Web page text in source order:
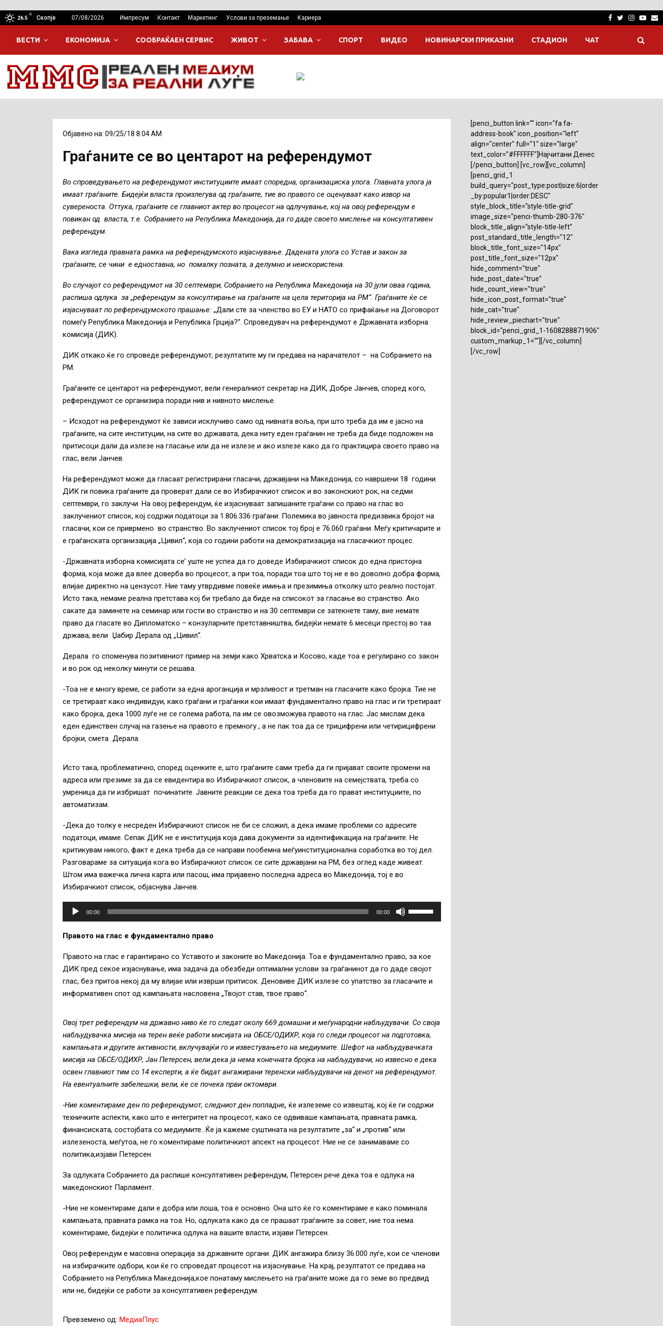
26.5
C
Скопје 07/08/2026 Импресум Контакт Маркетинг Услови за преземање Кариера Facebook
Twitter
ВЕСТИ ЕКОНОМИЈА СООБРАЌАЕН СЕРВИС ЖИВОТ ЗАБАВА СПОРТ ВИДЕО НОВИНАРСКИ ПРИКАЗНИ СТАДИОН ЧАТ
Објавено на: 09/25/18 8:04 AM
Граѓаните се во центарот на референдумот
Во спроведувањето на референдумот институциите имаат споредна, организациска улога. Главната улога ја
имаат граѓаните. Бидејќи власта произлегува од граѓаните, тие во правото се оценуваат како извор на
сувереноста. Оттука, граѓаните се главниот актер во процесот на одлучување, кој на овој референдум е
повикан од власта, т.е. Собранието на Република Македонија, да го даде своето мислење на консултативен
референдум.
Вака изгледа правната рамка на референдумското изјаснување. Дадената улога со Устав и закон за
граѓаните, се чини е едноставна, но помалку позната, а делумно и неискористена.
Во случајот со референдумот на 30 септември, Собранието на Република Македонија на 30 јули оваа година,
распиша одлука за „референдум за консултирање на граѓаните на цела територија на РМ“. Граѓаните ќе се
изјаснуваат по референдумското прашање: „Дали сте за членство во ЕУ и НАТО со прифаќање на Договорот
помеѓу Република Македонија и Република Грција?“. Спроведувач на референдумот е Државната изборна
комисија (ДИК).
ДИК откако ќе го спроведе референдумот, резултатите му ги предава на нарачателот – на Собранието на
РМ.
Граѓаните се центарот на референдумот, вели генералниот секретар на ДИК, Добре Јанчев, според кого,
референдумот се организира поради нив и нивното мислење.
– Исходот на референдумот ќе зависи исклучиво само од нивната воља, при што треба да им е јасно на
граѓаните, на сите институции, на сите во државата, дека ниту еден граѓанин не треба да биде подложен на
притисоци дали да излезе на гласање или да не излезе и ако излезе како да го практицира своето право на
глас, вели Јанчев.
На референдумот може да гласаат регистрирани гласачи, државјани на Македонија, со навршени 18 години.
ДИК ги повика граѓаните да проверат дали се во Избирачкиот список и во законскиот рок, на седми
септември, го заклучи. На овој референдум, ќе изјаснуваат запишаните граѓани со право на глас во
заклучениот список, кој содржи податоци за 1.806.336 граѓани. Полемика во јавноста предизвика бројот на
гласачи, кои се приврмено во странство. Во заклучениот список тој број е 76.060 граѓани. Меѓу критичарите и
е граѓанската организација „Цивил“, која со години работи на демократизација на гласачкиот процес.
-Државната изборна комисијата се’ уште не успеа да го доведе Избирачкиот список до една пристојна
форма, која може да влее доверба во процесот, а при тоа, поради тоа што тој не е во доволно добра форма,
влијае директно на цензусот. Ние таму утврдивме повеќе имиња и презимиња отколку што реално постојат.
Исто така, немаме реална претстава кој би требало да биде на списокот за гласање во странство. Ако
сакате да заминете на семинар или гости во странство и на 30 септември се затекнете таму, вие немате
право да гласате во Дипломатско – конзуларните претставништва, бидејќи немате 6 месеци престој во таа
држава, вели Џабир Дерала од „Цивил“.
Дерала го споменува позитивниот пример на земји како Хрватска и Косово, каде тоа е регулирано со закон
и во рок од неколку минути се решава.
-Тоа не е многу време, се работи за една ароганција и мрзливост и третман на гласачите како бројка. Тие не
се третираат како индивидуи, како граѓани и граѓанки кои имаат фундаментално право на глас и ги третираат
како бројка, дека 1000 луѓе не се голема работа, па им се овозможува правото на глас. Јас мислам дека
еден единствен случај на газење на правото е премногу , а не пак тоа да се трицифрени или четирицифрени
бројки, смета Дерала.
Исто така, проблематично, според оценките е, што граѓаните сами треба да ги пријават своите промени на
адреса или презиме за да се евидентира во Избирачкиот список, а членовите на семејствата, треба со
умреница да ги избришат починатите. Јавните реакции се дека тоа треба да го прават институциите, по
автоматизам.
-Дека до толку е несреден Избирачкиот список не би се сложил, а дека имаме проблеми со адресите
податоци, имаме. Сепак ДИК не е институција која дава документи за идентификација на граѓаните. Не
критикувам никого, факт е дека треба да се направи пообемна меѓуинституционална соработка во тој дел.
Разговараме за ситуација кога во Избирачкиот список се сите државјани на РМ, без оглед каде живеат.
Штом има важечка лична карта или пасош, има пријавено последна адреса во Македонија, тој е во
Избирачкиот список, објаснува Јанчев.
у
д
о
п
л
е
е
00:00 00:00
о
с
т
е
њ
а
а
р
е
л
а
Правото на глас е фундаментално право
Правото на глас е гарантирано со Уставото и законите во Македонија. Тоа е фундаментално право, за кое
ДИК пред секое изјаснување, има задача да обезбеди оптимални услови за граѓанинот да го даде својот
глас, без притоа некој да му влијае или изврши притисок. Деновиве ДИК излезе со упатство за гласачите и
информативен спот од кампањата насловена „Твојот став, твое право“.
Овој трет референдум на државно ниво ќе го следат околу 669домашни и меѓународни набљудувачи. Со своја
набљудувачка мисија на терен веќе работи мисијата на ОБСЕ/ОДИХР, која го следи процесот на подготовка,
кампањата и другите активности, вклучувајќи го и известувањето на медиумите. Шефот на набљудувачката
мисија на ОБСЕ/ОДИХР, Јан Петерсен, вели дека ја нема конечната бројка на набљудувачи, но извесно е дека
освен главниот тим со 14 експерти, а ќе бидат ангажирани теренски набљудувачи на денот на референдумот.
На евентуалните забелешки, вели, ќе се почека први октомври.
-Ние коментираме ден по референдумот, следниот ден попладне, ќе излеземе со извештај, кој ќе ги содржи
техничките аспекти, како што е интегритет на процесот, како се одвиваше кампањата, правната рамка,
финансиската, состојбата со медиумите…Ќе ја кажеме суштината на резултатите „за“ и „против“ или
излезеноста, меѓутоа, не го коментираме политичкиот апсект на процесот. Ние не се занимаваме со
политика,изјави Петерсен.
За одлуката Собранието да распише консултативен референдум, Петерсен рече дека тоа е одлука на
македонскиот Парламент.
-Ние не коментираме дали е добра или лоша, тоа е основно. Она што ќе го коментираме е како поминала
кампањата, правната рамка на тоа. Но, одлуката како да се прашаат граѓаните за совет, ние тоа нема
коментираме, бидејќи е политичка одлука на вашите власти, изјави Петерсен.
Овој референдум е масовна операција за државните органи. ДИК ангажира близу 36.000 луѓе, кои се членови
на избирачките одбори, кои ќе го спроведат процесот на изјаснување. На крај, резултатот се предава на
Собранието на Република Македонија,кое понатаму мислењето на граѓаните може да го земе во предвид
или не, бидејќи се работи за консултативен референдум.
Превземено од: МедиаПлус
[penci_button link="" icon="fa fa-
address-book" icon_position="left"
align="center" full="1" size="large"
text_color="#FFFFFF"]Најчитани Денес
[/penci_button] [vc_row][vc_column]
[penci_grid_1
build_query="post_type:post|size:6|order
_by:popular1|order:DESC"
style_block_title="style-title-grid"
image_size="penci-thumb-280-376"
block_title_align="style-title-left"
post_standard_title_length="12"
block_title_font_size="14px"
post_title_font_size="12px"
hide_comment="true"
hide_post_date="true"
hide_count_view="true"
hide_icon_post_format="true"
hide_cat="true"
hide_review_piechart="true"
block_id="penci_grid_1-1608288871906"
custom_markup_1=""][/vc_column]
[/vc_row]